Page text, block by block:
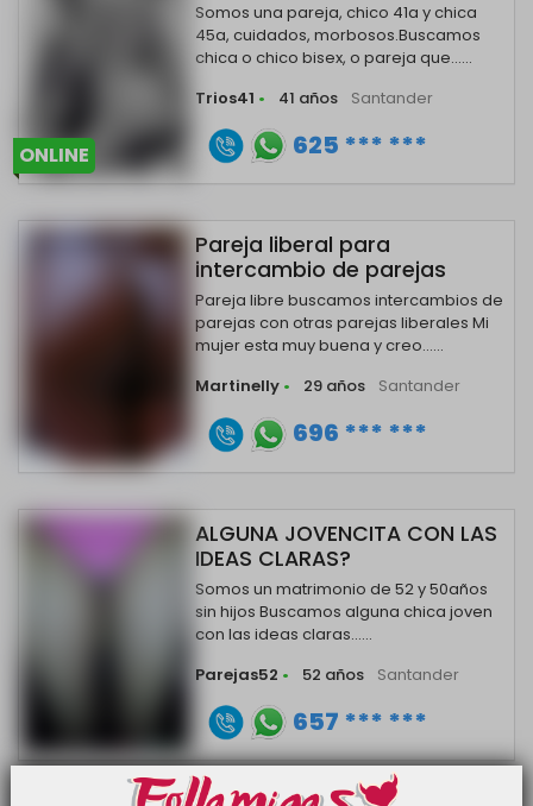
ONLINE
Somos una pareja, chico 41a y chica
45a, cuidados, morbosos.Buscamos
chica o chico bisex, o pareja que......
Trios41 • 41 años Santander
625 *** ***
Pareja liberal para
intercambio de parejas
Pareja libre buscamos intercambios de
parejas con otras parejas liberales Mi
mujer esta muy buena y creo......
Martinelly • 29 años Santander
696 *** ***
ALGUNA JOVENCITA CON LAS
IDEAS CLARAS?
Somos un matrimonio de 52 y 50años
sin hijos Buscamos alguna chica joven
con las ideas claras......
Parejas52 • 52 años Santander
657 *** ***